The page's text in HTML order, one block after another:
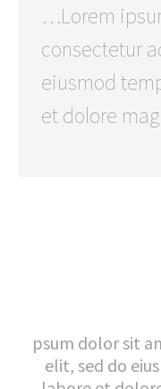
…Lorem
consectetur
eiusmod
et dolore
psum dolor sit
elit, sed do